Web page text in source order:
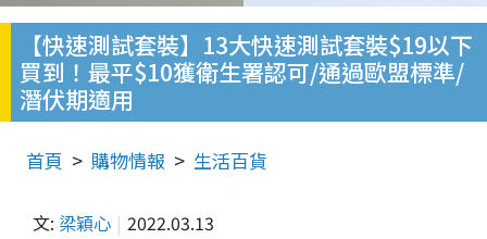
【快速測試套裝】13大快速測試套裝$19以下
買到！最平$10獲衛生署認可/通過歐盟標準/
潛伏期適用
首頁 購物情報 生活百貨
文: 梁穎心 2022.03.13